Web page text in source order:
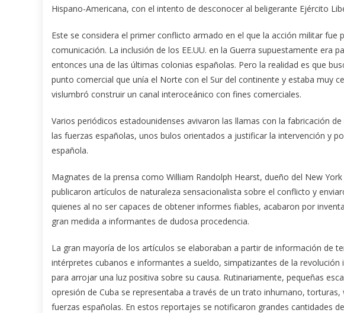
Hispano-Americana, con el intento de desconocer al beligerante Ejército
Este se considera el primer conflicto armado en el que la acción militar fue
comunicación. La inclusión de los EE.UU. en la Guerra supuestamente era
entonces una de las últimas colonias españolas. Pero la realidad es que
punto comercial que unía el Norte con el Sur del continente y estaba muy
vislumbró construir un canal interoceánico con fines comerciales.
Varios periódicos estadounidenses avivaron las llamas con la fabricación
las fuerzas españolas, unos bulos orientados a justificar la intervención y
española.
Magnates de la prensa como William Randolph Hearst, dueño del New
publicaron artículos de naturaleza sensacionalista sobre el conflicto y
quienes al no ser capaces de obtener informes fiables, acabaron por
gran medida a informantes de dudosa procedencia.
La gran mayoría de los artículos se elaboraban a partir de información de
intérpretes cubanos e informantes a sueldo, simpatizantes de la
para arrojar una luz positiva sobre su causa. Rutinariamente, pequeñas
opresión de Cuba se representaba a través de un trato inhumano,
fuerzas españolas. En estos reportajes se notificaron grandes cantidades